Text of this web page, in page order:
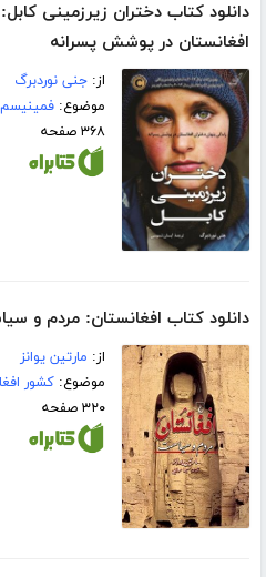
دانلود کتاب دختران زیرزمینی
افغانستان در پوشش پسرانه
از:جنی نوردبرگ
موضوع:فمینیسم
۳۶۸ صفحه
دانلود کتاب افغانستان: مردم و
از: مارتین یوانز
موضوع:کشور
۳۲۰ صفحه